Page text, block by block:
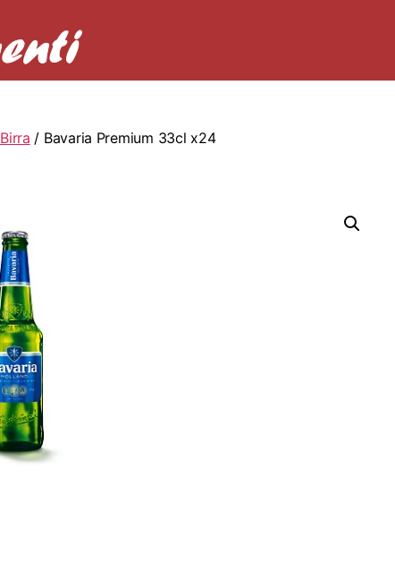
Birra / Bavaria Premium 33cl x24